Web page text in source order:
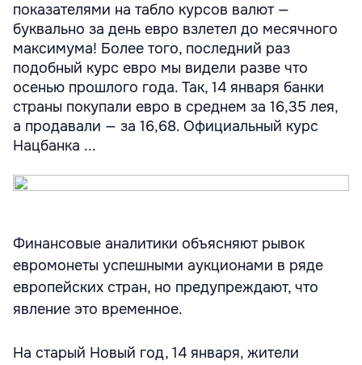
показателями на табло курсов валют —
буквально за день евро взлетел до месячного
максимума! Более того, последний раз
подобный курс евро мы видели разве что
осенью прошлого года. Так, 14 января банки
страны покупали евро в среднем за 16,35 лея,
а продавали — за 16,68. Официальный курс
Нацбанка ...
Финансовые аналитики объясняют рывок
евромонеты успешными аукционами в ряде
европейских стран, но предупреждают, что
явление это временное.
На старый Новый год, 14 января, жители